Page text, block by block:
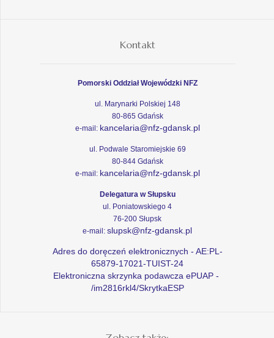
Kontakt
Pomorski Oddział Wojewódzki NFZ
ul. Marynarki Polskiej 148
80-865 Gdańsk
e-mail: kancelaria@nfz-gdansk.pl
ul. Podwale Staromiejskie 69
80-844 Gdańsk
e-mail: kancelaria@nfz-gdansk.pl
Delegatura w Słupsku
ul. Poniatowskiego 4
76-200 Słupsk
e-mail: slupsk@nfz-gdansk.pl
Adres do doręczeń elektronicznych - AE:PL-
65879-17021-TUIST-24
Elektroniczna skrzynka podawcza ePUAP -
/im2816rkl4/SkrytkaESP